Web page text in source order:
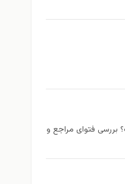
فتوای مراجع و